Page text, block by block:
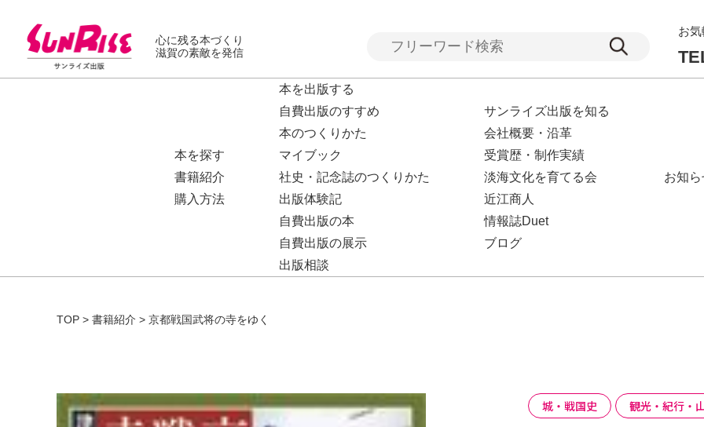
心に残る本づくり
滋賀の素敵を発信
お
本を探す
書籍紹介
購入方法
本を出版する
自費出版のすすめ
本のつくりかた
マイブック
社史・記念誌のつくりかた
出版体験記
自費出版の本
自費出版の展示
出版相談
サンライズ出版を知る
会社概要・沿革
受賞歴・制作実績
淡海文化を育てる会
近江商人
情報誌Duet
ブログ
お知
TOP > 書籍紹介 > 京都戦国武将の寺をゆく
城・戦国史 観光・紀行・